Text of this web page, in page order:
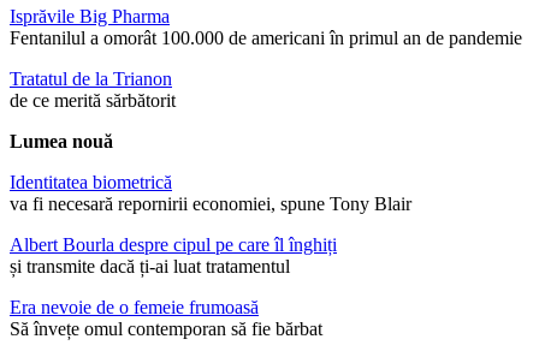
Isprăvile Big Pharma
Fentanilul a omorât 100.000 de americani în primul an de pandemie
Tratatul de la Trianon
de ce merită sărbătorit
Lumea nouă
Identitatea biometrică
va fi necesară repornirii economiei, spune Tony Blair
Albert Bourla despre cipul pe care îl înghiți
și transmite dacă ți-ai luat tratamentul
Era nevoie de o femeie frumoasă
Să învețe omul contemporan să fie bărbat